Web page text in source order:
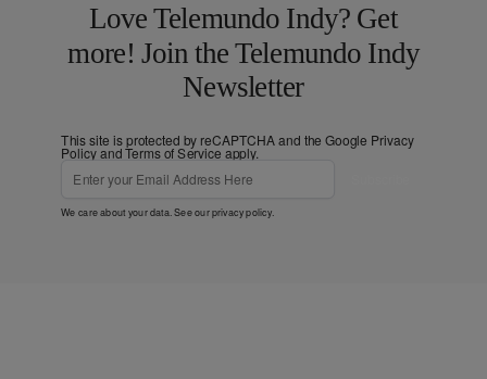
Love Telemundo Indy? Get
more! Join the Telemundo Indy
Newsletter
This site is protected by reCAPTCHA and the Google Privacy
PolicyandTerms of Service apply.
We care about your data. See ourprivacy policy.